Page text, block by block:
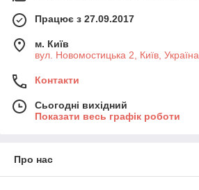
Працює з 27.09.2017
м. Київ
вул. Новомостицька 2, Київ, Україна
Контакти
Сьогодні вихідний
Показати весь графік роботи
Про нас